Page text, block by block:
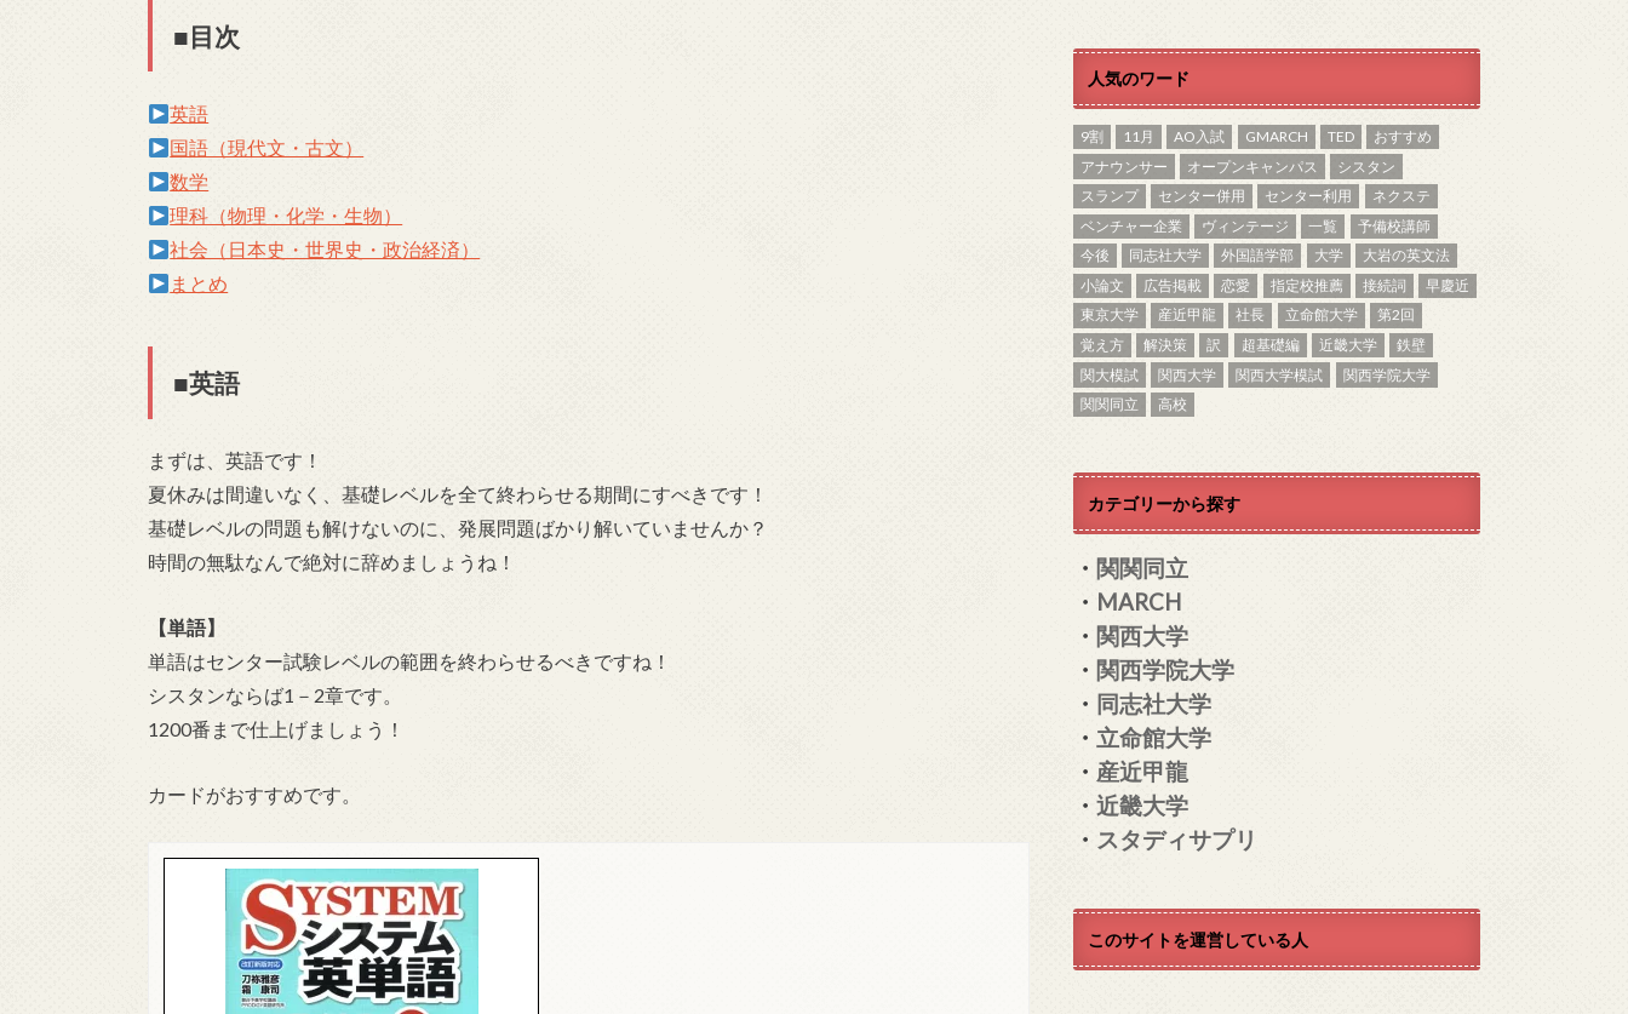
■目次
英語
国語（現代文・古文）
数学
理科（物理・化学・生物）
社会（日本史・世界史・政治経済）
まとめ
■英語
まずは、英語です！
夏休みは間違いなく、基礎レベルを全て終わらせる期間にすべきです！
基礎レベルの問題も解けないのに、発展問題ばかり解いていませんか？
時間の無駄なんで絶対に辞めましょうね！
【単語】
単語はセンター試験レベルの範囲を終わらせるべきですね！
シスタンならば1－2章です。
1200番まで仕上げましょう！
カードがおすすめです。
人気のワード
9割 11月 AO入試 GMARCH TED
おすすめ
アナウンサー
オープンキャンパス
シスタン
スランプ
センター併用 センター利用
ネクステ
ベンチャー企業
ヴィンテージ 一覧
予備校講師
今後
同志社大学 外国語学部 大学
大岩の英文法
小論文
広告掲載 恋愛 指定校推薦 接続詞
早慶近
東京大学
産近甲龍 社長 立命館大学
第2回
覚え方
解決策 訳 超基礎編 近畿大学
鉄壁
関大模試
関西大学 関西大学模試
関西学院大学
関関同立
高校
カテゴリーから探す
・ 関関同立
・ MARCH
・ 関西大学
・ 関西学院大学
・ 同志社大学
・ 立命館大学
・ 産近甲龍
・ 近畿大学
・ スタディサプリ
このサイトを運営している人